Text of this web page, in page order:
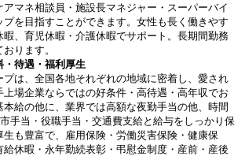
マネ相談員・施設長マネジャー・スーパーバイ
を目指すことができます。女性も長く働きやす
暇、育児休暇・介護休暇でサポート。長期間勤務
ります。
・待遇・福利厚生
プは、全国各地それぞれの地域に密着し、愛され
上場企業ならではの好条件・高待遇・高年収でお
給の他に、業界では高額な夜勤手当の他、時間
手当・役職手当・交通費支給と給与をしっかり保
も豊富で、雇用保険・労働災害保険・健康保
休暇・永年勤続表彰・弔慰金制度・産前・産後